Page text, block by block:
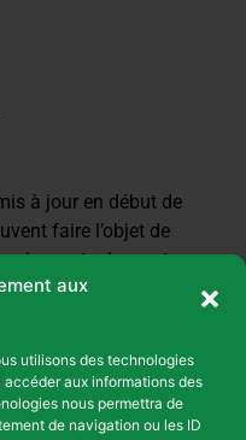
aux
utilisons des technologies
aux informations des
nous permettra de
de navigation ou les ID
à jour en début de
faire l’objet de
si nos stocks sont
nous réapprovisionner.
pour confirmer les